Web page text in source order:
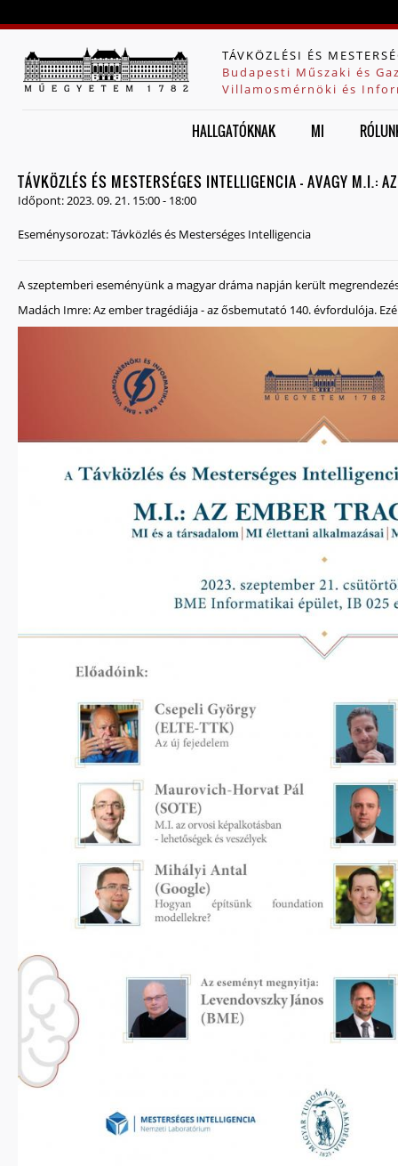
TÁVKÖZLÉSI ÉS
Budapesti Műszaki és
Villamosmérnöki és
HALLGATÓKNAK MI
TÁVKÖZLÉS ÉS MESTERSÉGES INTELLIGENCIA - AVAGY M.I.:
Időpont:2023. 09. 21. 15:00- 18:00
Eseménysorozat:Távközlés és Mesterséges Intelligencia
A szeptemberi eseményünk a magyar dráma napján került
Madách Imre: Az ember tragédiája - az ősbemutató 140. évfordulója.